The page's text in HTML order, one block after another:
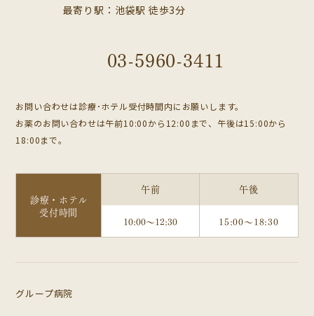
最寄り駅：池袋駅 徒歩3分
03-5960-3411
お問い合わせは診療･ホテル受付時間内にお願いします。
お薬のお問い合わせは午前10:00から12:00まで、午後は15:00から
18:00まで。
診療・ホテル
受付時間
午前 午後
10:00～12:30 15:00～18:30
グループ病院